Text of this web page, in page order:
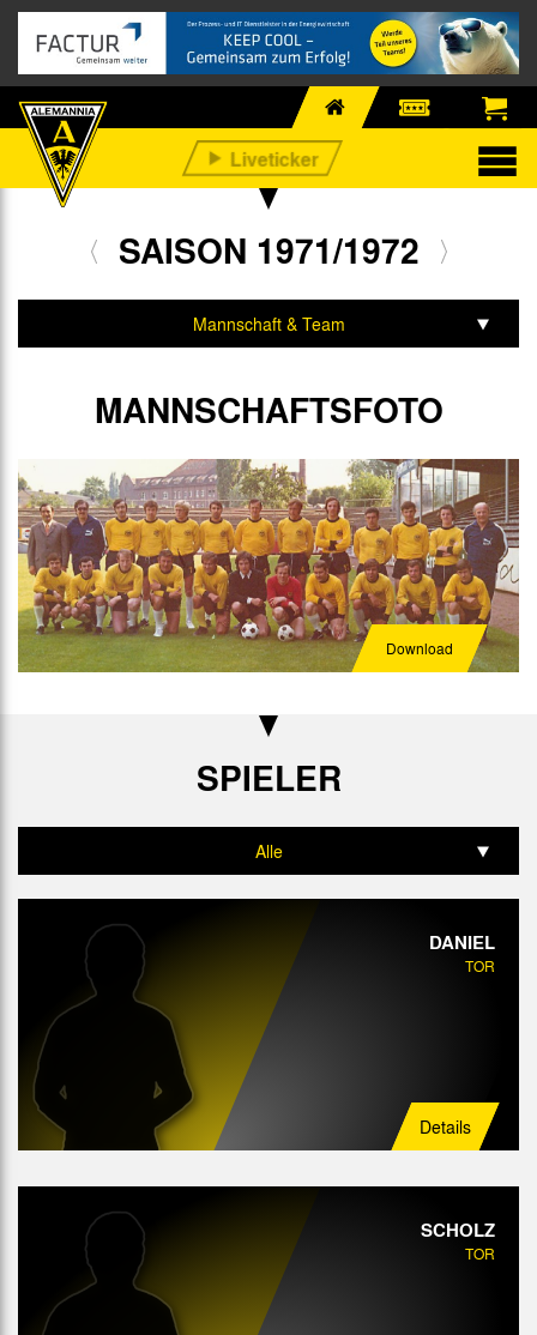
SAISON 1971/1972
Mannschaft & Team
MANNSCHAFTSFOTO
Download
SPIELER
Alle
Tor
Mittelfeld
Angriff
DANIEL
TOR
Details
SCHOLZ
TOR